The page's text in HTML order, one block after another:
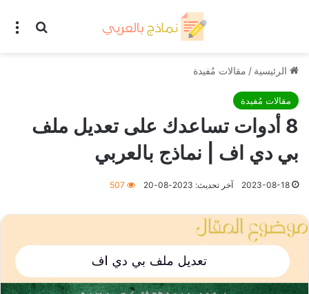
بحث
الرئيسية / مقالات مُفيدة
مقالات مُفيدة
8 أدوات تساعدك على تعديل ملف
بي دي اف | نماذج بالعربي
2023-08-18 آخر تحديث: 2023-08-20 507